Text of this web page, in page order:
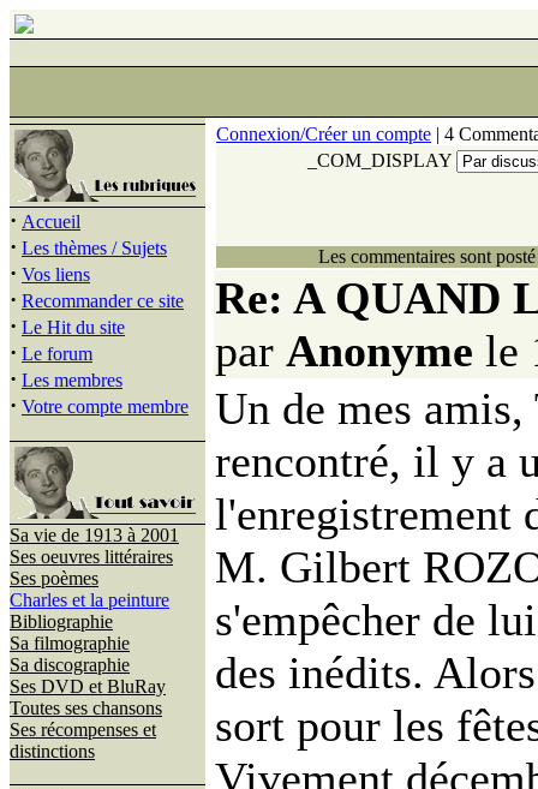
· Accueil
· Les thèmes / Sujets
· Vos liens
· Recommander ce site
· Le Hit du site
· Le forum
· Les membres
· Votre compte membre
Sa vie de 1913 à 2001
Ses oeuvres littéraires
Ses poèmes
Charles et la peinture
Bibliographie
Sa filmographie
Sa discographie
Ses DVD et BluRay
Toutes ses chansons
Ses récompenses et
distinctions
Connexion/Créer un compte | 4
_COM_DISPLAY
Les commentaires sont
Re: A QUAND
par Anonyme le
Un de mes
rencontré, il y a
l'enregistrement
M. Gilbert
s'empêcher de
des inédits.
sort pour les
Vivement